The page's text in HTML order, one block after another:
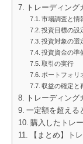
トレーディン
市場調査と情
投資目標の設
投資対象の選
投資資金の準
取引の実行
ポートフォリ
収益の確定と
トレーディン
一定額を超える
購入したトレ
【まとめ】ト